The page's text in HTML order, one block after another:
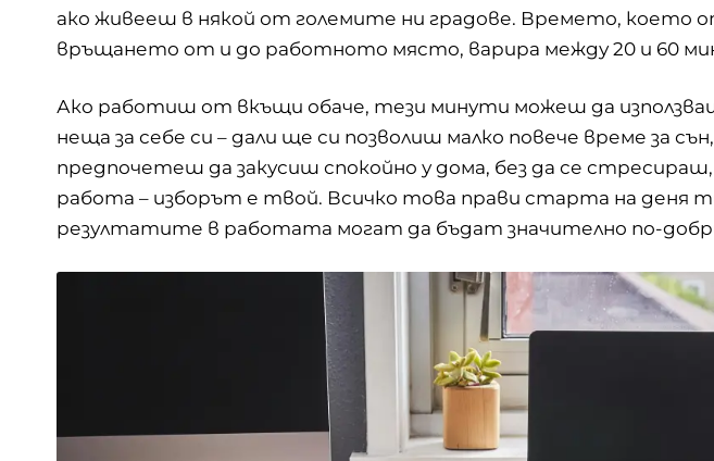
ако живееш в някой от големите ни градове. Времето, което
връщането от и до работното място, варира между 20 и 60
Ако работиш от вкъщи обаче, тези минути можеш да използваш
неща за себе си – дали ще си позволиш малко повече време за
предпочетеш да закусиш спокойно у дома, без да се
работа – изборът е твой. Всичко това прави старта на деня
резултатите в работата могат да бъдат значително по-